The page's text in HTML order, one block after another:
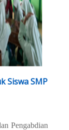
Siswa SMP
Pengabdian